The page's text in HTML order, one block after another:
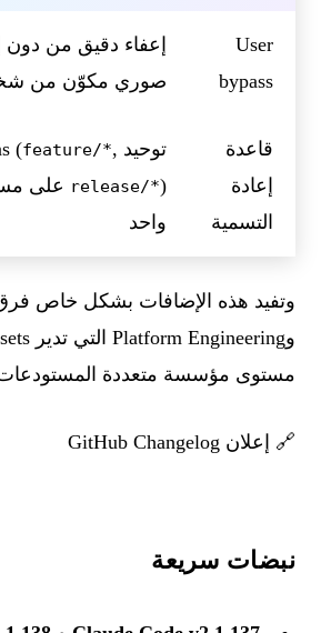
User
bypass
إعفاء دقيق من دون
صوري مكوّن من
قاعدة
إعادة
التسمية
توحيد conventions ( feature/*,
release/* ) على
واحد
مستوى مؤسسة متعددة
🔗 إعلان GitHub Changelog
نبضات سريعة